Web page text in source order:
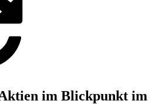
im Blickpunkt im